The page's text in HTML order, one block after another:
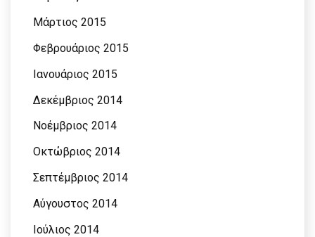
Μάρτιος 2015
Φεβρουάριος 2015
Ιανουάριος 2015
Δεκέμβριος 2014
Νοέμβριος 2014
Οκτώβριος 2014
Σεπτέμβριος 2014
Αύγουστος 2014
Ιούλιος 2014